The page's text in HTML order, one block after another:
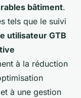
bâtiment.
tels que le suivi
utilisateur GTB
à la réduction
à une gestion